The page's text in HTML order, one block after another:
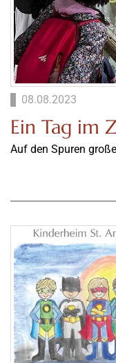
08.08.2023
Ein Tag im
Auf den Spuren